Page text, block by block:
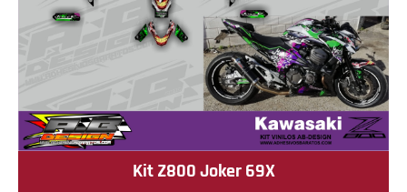
Kit Z800 Joker 69X